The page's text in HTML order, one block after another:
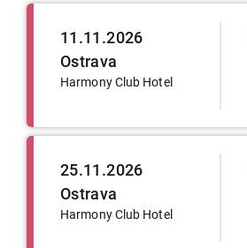
11.11.2026
Ostrava
Harmony Club Hotel
25.11.2026
Ostrava
Harmony Club Hotel